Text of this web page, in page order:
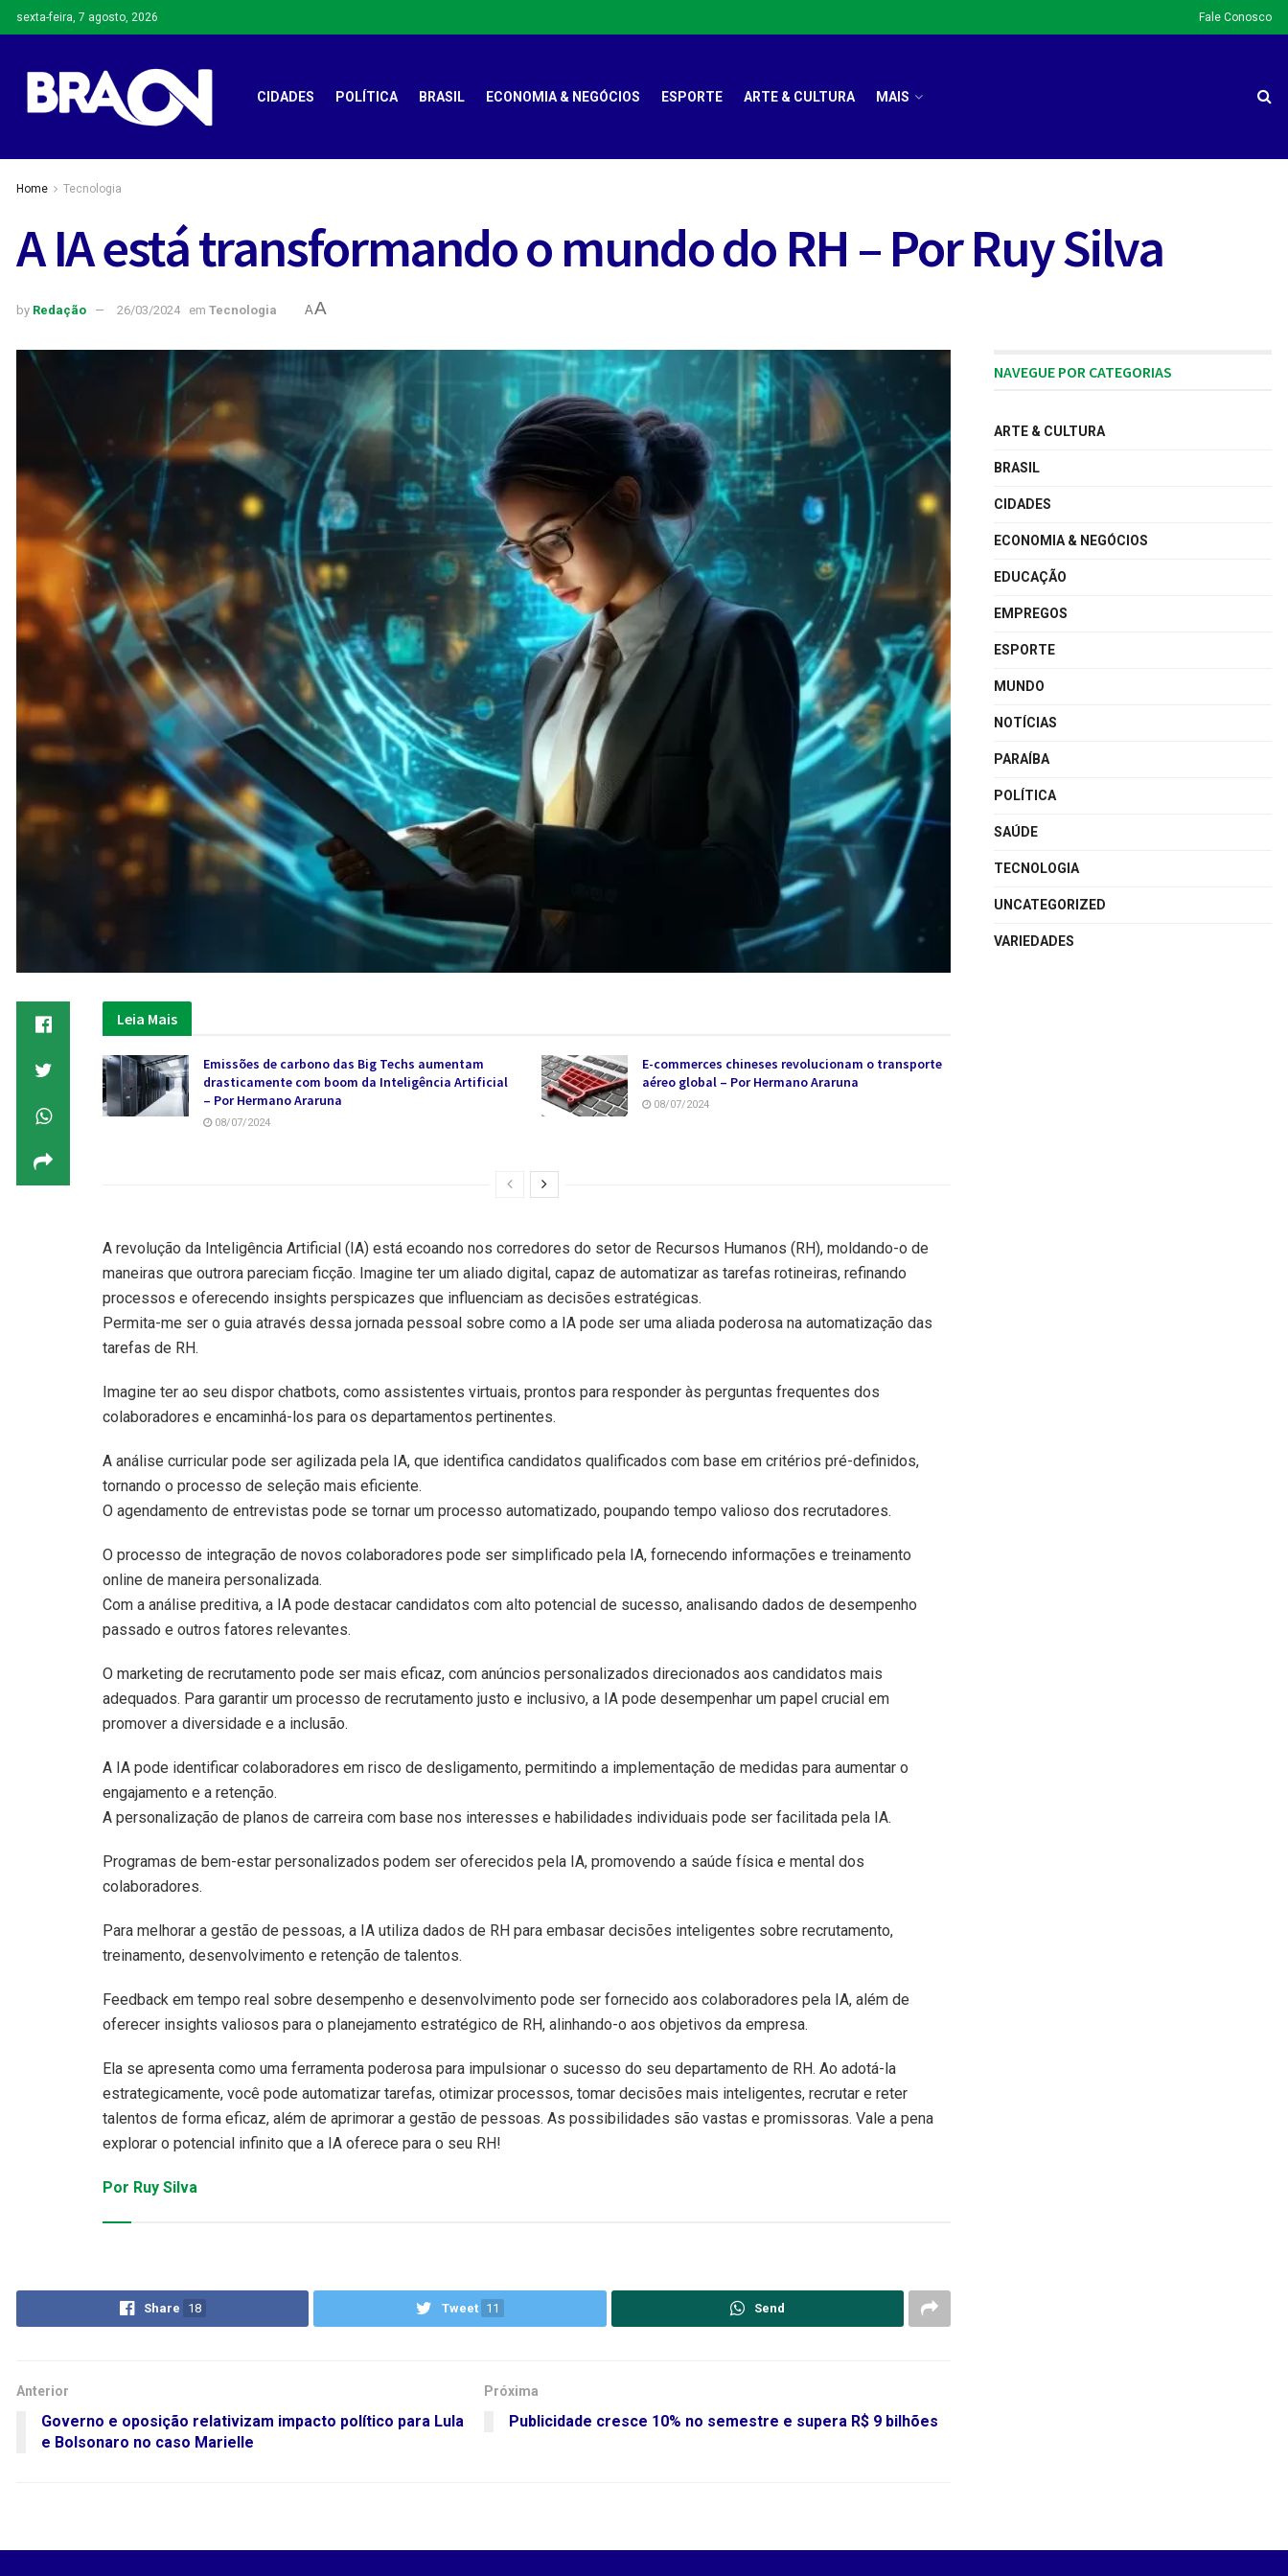
sexta-feira, 7 agosto, 2026 Fale Conosco
CIDADES POLÍTICA BRASIL ECONOMIA & NEGÓCIOS ESPORTE ARTE & CULTURA MAIS
Home Tecnologia
A IA está transformando o mundo do RH – Por Ruy Silva
by Redação 26/03/2024 em Tecnologia AA
Leia Mais
Emissões de carbono das Big Techs aumentam
drasticamente com boom da Inteligência Artificial
– Por Hermano Araruna
08/07/2024
E-commerces chineses revolucionam o transporte
aéreo global – Por Hermano Araruna
08/07/2024
A revolução da Inteligência Artificial (IA) está ecoando nos corredores do setor de Recursos Humanos (RH), moldando-o de
maneiras que outrora pareciam ficção. Imagine ter um aliado digital, capaz de automatizar as tarefas rotineiras, refinando
processos e oferecendo insights perspicazes que influenciam as decisões estratégicas.
Permita-me ser o guia através dessa jornada pessoal sobre como a IA pode ser uma aliada poderosa na automatização das
tarefas de RH.
Imagine ter ao seu dispor chatbots, como assistentes virtuais, prontos para responder às perguntas frequentes dos
colaboradores e encaminhá-los para os departamentos pertinentes.
A análise curricular pode ser agilizada pela IA, que identifica candidatos qualificados com base em critérios pré-definidos,
tornando o processo de seleção mais eficiente.
O agendamento de entrevistas pode se tornar um processo automatizado, poupando tempo valioso dos recrutadores.
O processo de integração de novos colaboradores pode ser simplificado pela IA, fornecendo informações e treinamento
online de maneira personalizada.
Com a análise preditiva, a IA pode destacar candidatos com alto potencial de sucesso, analisando dados de desempenho
passado e outros fatores relevantes.
O marketing de recrutamento pode ser mais eficaz, com anúncios personalizados direcionados aos candidatos mais
adequados. Para garantir um processo de recrutamento justo e inclusivo, a IA pode desempenhar um papel crucial em
promover a diversidade e a inclusão.
A IA pode identificar colaboradores em risco de desligamento, permitindo a implementação de medidas para aumentar o
engajamento e a retenção.
A personalização de planos de carreira com base nos interesses e habilidades individuais pode ser facilitada pela IA.
Programas de bem-estar personalizados podem ser oferecidos pela IA, promovendo a saúde física e mental dos
colaboradores.
Para melhorar a gestão de pessoas, a IA utiliza dados de RH para embasar decisões inteligentes sobre recrutamento,
treinamento, desenvolvimento e retenção de talentos.
Feedback em tempo real sobre desempenho e desenvolvimento pode ser fornecido aos colaboradores pela IA, além de
oferecer insights valiosos para o planejamento estratégico de RH, alinhando-o aos objetivos da empresa.
Ela se apresenta como uma ferramenta poderosa para impulsionar o sucesso do seu departamento de RH. Ao adotá-la
estrategicamente, você pode automatizar tarefas, otimizar processos, tomar decisões mais inteligentes, recrutar e reter
talentos de forma eficaz, além de aprimorar a gestão de pessoas. As possibilidades são vastas e promissoras. Vale a pena
explorar o potencial infinito que a IA oferece para o seu RH!
Por Ruy Silva
Share 18 Tweet 11 Send
Anterior
Governo e oposição relativizam impacto político para Lula
e Bolsonaro no caso Marielle
Próxima
Publicidade cresce 10% no semestre e supera R$ 9 bilhões
NAVEGUE POR CATEGORIAS
ARTE & CULTURA
BRASIL
CIDADES
ECONOMIA & NEGÓCIOS
EDUCAÇÃO
EMPREGOS
ESPORTE
MUNDO
NOTÍCIAS
PARAÍBA
POLÍTICA
SAÚDE
TECNOLOGIA
UNCATEGORIZED
VARIEDADES